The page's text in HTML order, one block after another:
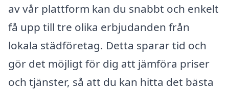
av vår plattform kan du snabbt och enkelt
få upp till tre olika erbjudanden från
lokala städföretag. Detta sparar tid och
gör det möjligt för dig att jämföra priser
och tjänster, så att du kan hitta det bästa